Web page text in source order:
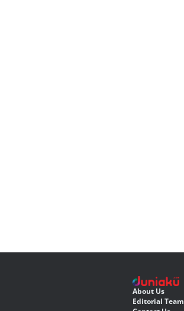
About Us
Editorial Team